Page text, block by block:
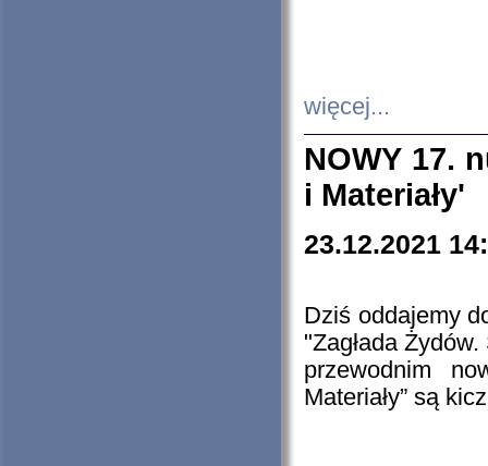
więcej...
NOWY 17.
i Materiały'
23.12.2021
Dziś oddajemy
"Zagłada
przewodnim
Materiały” są